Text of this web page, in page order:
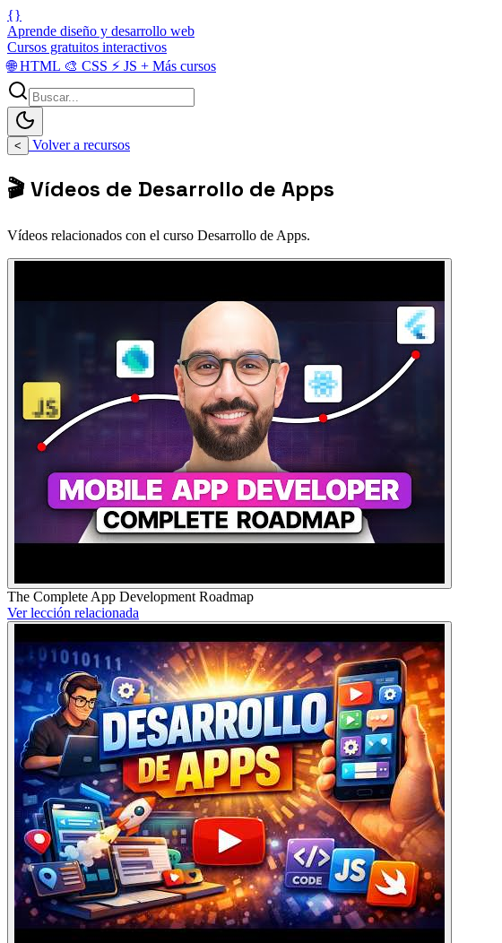
{}
Aprende diseño y desarrollo web
Cursos gratuitos interactivos
🌐HTML 🎨 CSS ⚡ JS + Más cursos
< Volver a recursos
🎬 Vídeos de Desarrollo de Apps
Vídeos relacionados con el curso Desarrollo de Apps.
The Complete App Development Roadmap
Ver lección relacionada